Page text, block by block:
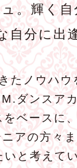
。輝く
自分に出
たノウハウ
ダンスア
ベースに、
アの方々
と考えてい